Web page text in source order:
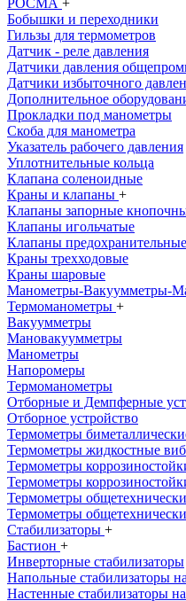
РОСМА +
Бобышки и переходники
Гильзы для термометров
Датчик - реле давления
Датчики давления
Датчики избыточного
Дополнительное
Прокладки под манометры
Скоба для манометра
Указатель рабочего давления
Уплотнительные кольца
Клапана соленоидные
Краны и клапаны +
Клапаны запорные
Клапаны игольчатые
Клапаны предохранительные
Краны трехходовые
Краны шаровые
Манометры-Вакуумметры-
Термоманометры +
Вакуумметры
Мановакуумметры
Манометры
Напоромеры
Термоманометры
Отборные и Демпферные
Отборное устройство
Термометры
Термометры жидкостные
Термометры
Термометры
Термометры
Термометры
Стабилизаторы +
Бастион +
Инверторные стабилизаторы
Напольные стабилизаторы
Настенные стабилизаторы